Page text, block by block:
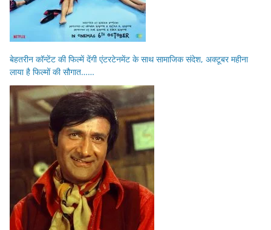
बेहतरीन कॉन्टेंट की फिल्में देंगी एंटरटेनमेंट के साथ सामाजिक संदेश, अक्टूबर महीना
लाया है फिल्मों की सौगात……